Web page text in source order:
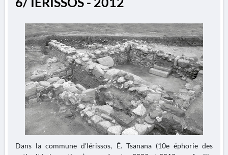
Dans la commune d’Iérissos, É. Tsanana (10e éphorie des